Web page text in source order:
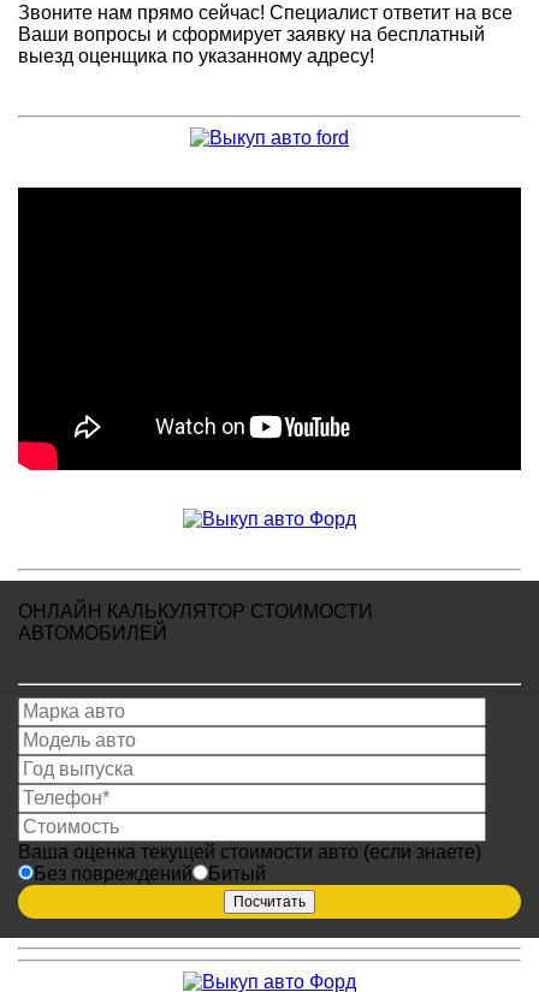
Звоните нам прямо сейчас! Специалист ответит на все
Ваши вопросы и сформирует заявку на бесплатный
выезд оценщика по указанному адресу!
ОНЛАЙН КАЛЬКУЛЯТОР СТОИМОСТИ
АВТОМОБИЛЕЙ
Ваша оценка текущей стоимости авто (если знаете)
Без повреждений
Битый